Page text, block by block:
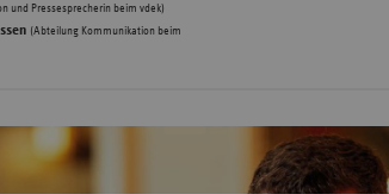
und Pressesprecherin beim vdek)
(Abteilung Kommunikation beim